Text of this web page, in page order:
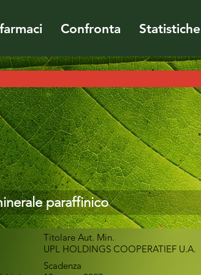
Confronta Statistiche
paraffinico
Titolare Aut. Min.
UPL HOLDINGS COOPERATIEF U.A.
Scadenza